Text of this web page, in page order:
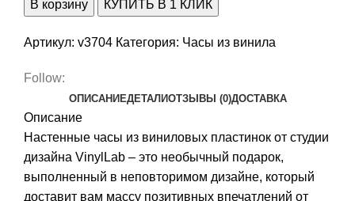
В корзину КУПИТЬ В 1 КЛИК
Артикул: v3704 Категория: Часы из винила
Follow:
ОПИСАНИЕДЕТАЛИОТЗЫВЫ (0)ДОСТАВКА
Описание
Настенные часы из виниловых пластинок от студии
дизайна VinylLab – это необычный подарок,
выполненный в неповторимом дизайне, который
доставит вам массу позитивных впечатлений от